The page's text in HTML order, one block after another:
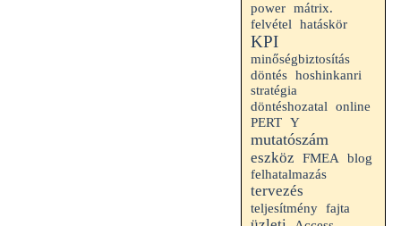
power mátrix.
felvétel hatáskör
KPI
minőségbiztosítás
döntés hoshinkanri
stratégia
döntéshozatal
online
PERT Y
mutatószám
eszköz FMEA
blog
felhatalmazás
tervezés
teljesítmény fajta